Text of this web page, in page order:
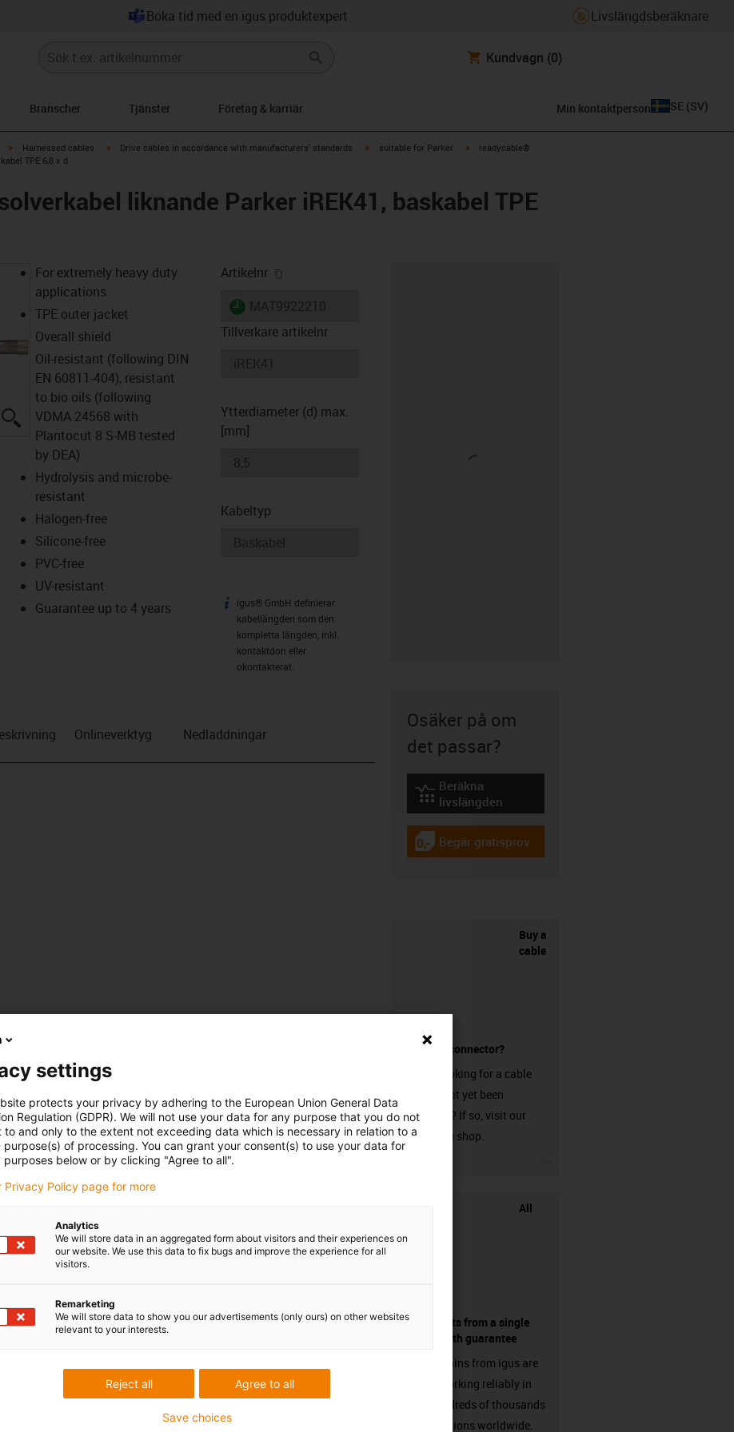
Boka tid med en igus produktexpert Livslängdsberäknare
Kundvagn (0)
Branscher Tjänster Företag & karriär Min kontaktperson SE (SV)
igus-icon-arrow-right
Harnessed cables igus-icon-arrow-right
Drive cables in accordance with manufacturers' standards igus-icon-arrow-right
suitable for Parker igus-icon-arrow-right
readycable®
TPE 6,8 x d
liknande Parker iREK41, baskabel TPE
igus-icon-lupe
For extremely heavy duty
applications
TPE outer jacket
Overall shield
Oil-resistant (following DIN
EN 60811-404), resistant
to bio oils (following
VDMA 24568 with
Plantocut 8 S-MB tested
by DEA)
Hydrolysis and microbe-
resistant
Halogen-free
Silicone-free
PVC-free
UV-resistant
Guarantee up to 4 years
Artikelnr
igus-icon-lieferzeit
Tillverkare artikelnr
Ytterdiameter (d) max.
[mm]
Kabeltyp
igus-icon-info
igus® GmbH definierar
kabellängden som den
kompletta längden, inkl.
kontaktdon eller
okontakterat.
Onlineverktyg Nedladdningar
Osäker på om
det passar?
igus-icon-lebensdauerrechner
Beräkna
livslängden
igus-icon-gratismuster
Begär gratisprov
Buy a
cable
without a connector?
Are you looking for a cable
that has not yet been
harnessed? If so, visit our
chainflex® shop.
All
components from a single
source - with guarantee
Energy chains from igus are
already working reliably in
many hundreds of thousands
of applications worldwide.
settings
protects your privacy by adhering to the European Union General Data
Regulation (GDPR). We will not use your data for any purpose that you do not
to and only to the extent not exceeding data which is necessary in relation to a
purpose(s) of processing. You can grant your consent(s) to use your data for
purposes below or by clicking "Agree to all".
Privacy Policy page for more
Analytics
We will store data in an aggregated form about visitors and their experiences on
our website. We use this data to fix bugs and improve the experience for all
visitors.
Remarketing
We will store data to show you our advertisements (only ours) on other websites
relevant to your interests.
Agree to all
Reject all
Save choices